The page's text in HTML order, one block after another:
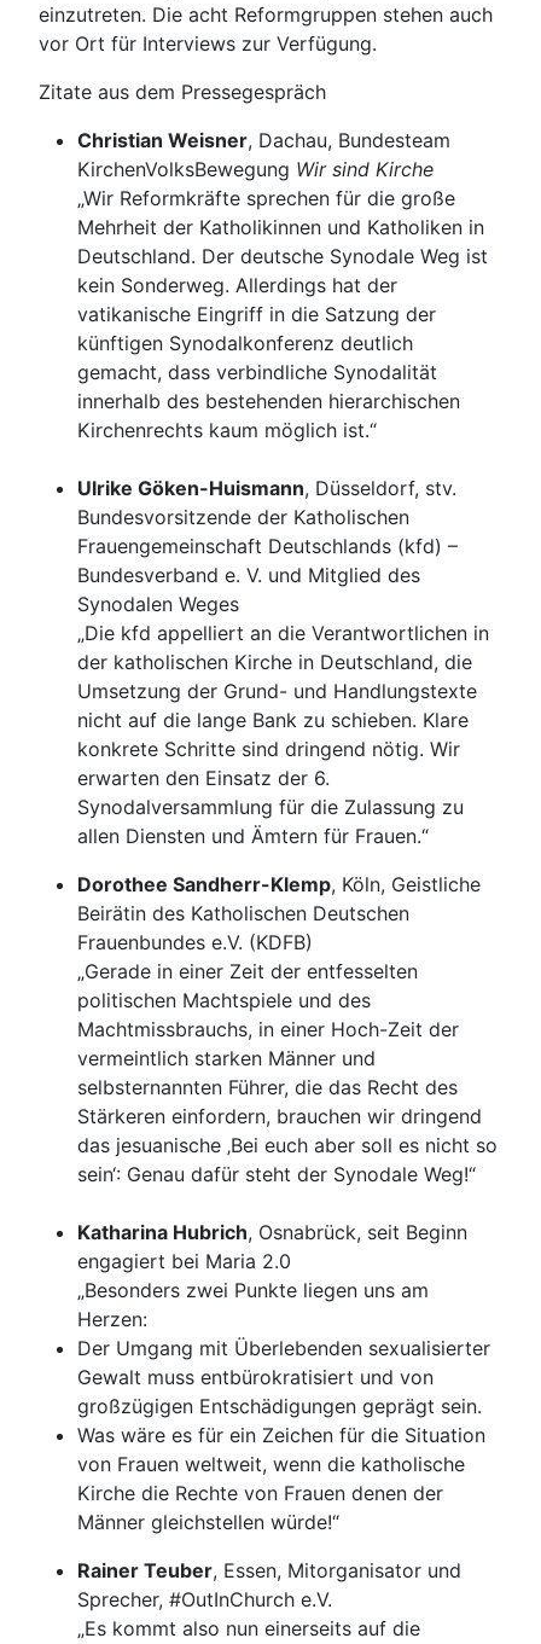
einzutreten. Die acht Reformgruppen stehen auch
vor Ort für Interviews zur Verfügung.
Zitate aus dem Pressegespräch
Christian Weisner, Dachau, Bundesteam
KirchenVolksBewegung Wir sind Kirche
„Wir Reformkräfte sprechen für die große
Mehrheit der Katholikinnen und Katholiken in
Deutschland. Der deutsche Synodale Weg ist
kein Sonderweg. Allerdings hat der
vatikanische Eingriff in die Satzung der
künftigen Synodalkonferenz deutlich
gemacht, dass verbindliche Synodalität
innerhalb des bestehenden hierarchischen
Kirchenrechts kaum möglich ist.“
Ulrike Göken-Huismann, Düsseldorf, stv.
Bundesvorsitzende der Katholischen
Frauengemeinschaft Deutschlands (kfd) –
Bundesverband e. V. und Mitglied des
Synodalen Weges
„Die kfd appelliert an die Verantwortlichen in
der katholischen Kirche in Deutschland, die
Umsetzung der Grund- und Handlungstexte
nicht auf die lange Bank zu schieben. Klare
konkrete Schritte sind dringend nötig. Wir
erwarten den Einsatz der 6.
Synodalversammlung für die Zulassung zu
allen Diensten und Ämtern für Frauen.“
Dorothee Sandherr-Klemp, Köln, Geistliche
Beirätin des Katholischen Deutschen
Frauenbundes e.V. (KDFB)
„Gerade in einer Zeit der entfesselten
politischen Machtspiele und des
Machtmissbrauchs, in einer Hoch-Zeit der
vermeintlich starken Männer und
selbsternannten Führer, die das Recht des
Stärkeren einfordern, brauchen wir dringend
das jesuanische ‚Bei euch aber soll es nicht so
sein‘: Genau dafür steht der Synodale Weg!“
Katharina Hubrich, Osnabrück, seit Beginn
engagiert bei Maria 2.0
„Besonders zwei Punkte liegen uns am
Herzen:
Der Umgang mit Überlebenden sexualisierter
Gewalt muss entbürokratisiert und von
großzügigen Entschädigungen geprägt sein.
Was wäre es für ein Zeichen für die Situation
von Frauen weltweit, wenn die katholische
Kirche die Rechte von Frauen denen der
Männer gleichstellen würde!“
Rainer Teuber, Essen, Mitorganisator und
Sprecher, #OutInChurch e.V.
„Es kommt also nun einerseits auf die